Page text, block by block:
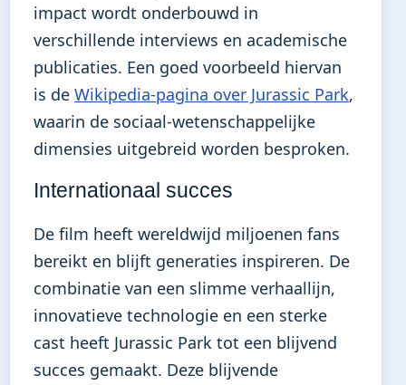
impact wordt onderbouwd in
verschillende interviews en academische
publicaties. Een goed voorbeeld hiervan
is de Wikipedia-pagina over Jurassic Park,
waarin de sociaal-wetenschappelijke
dimensies uitgebreid worden besproken.
Internationaal succes
De film heeft wereldwijd miljoenen fans
bereikt en blijft generaties inspireren. De
combinatie van een slimme verhaallijn,
innovatieve technologie en een sterke
cast heeft Jurassic Park tot een blijvend
succes gemaakt. Deze blijvende